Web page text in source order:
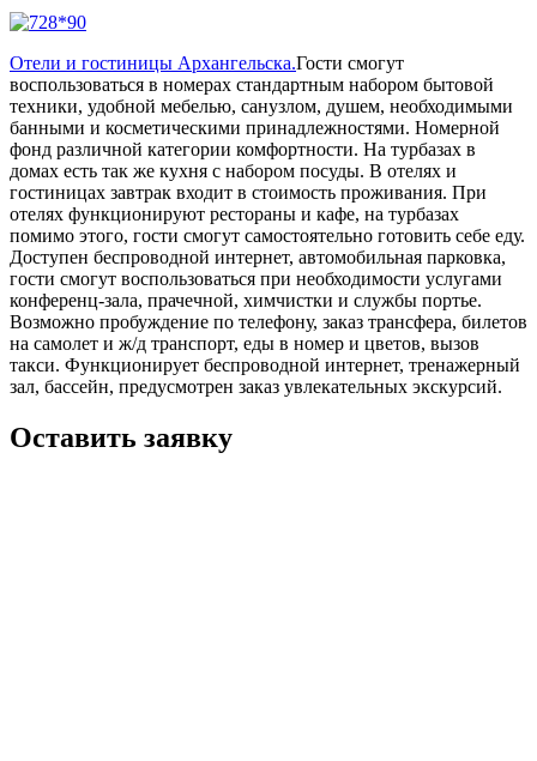
Отели и гостиницы Архангельска.Гости смогут
воспользоваться в номерах стандартным набором бытовой
техники, удобной мебелью, санузлом, душем, необходимыми
банными и косметическими принадлежностями. Номерной
фонд различной категории комфортности. На турбазах в
домах есть так же кухня с набором посуды. В отелях и
гостиницах завтрак входит в стоимость проживания. При
отелях функционируют рестораны и кафе, на турбазах
помимо этого, гости смогут самостоятельно готовить себе еду.
Доступен беспроводной интернет, автомобильная парковка,
гости смогут воспользоваться при необходимости услугами
конференц-зала, прачечной, химчистки и службы портье.
Возможно пробуждение по телефону, заказ трансфера, билетов
на самолет и ж/д транспорт, еды в номер и цветов, вызов
такси. Функционирует беспроводной интернет, тренажерный
зал, бассейн, предусмотрен заказ увлекательных экскурсий.
Оставить заявку